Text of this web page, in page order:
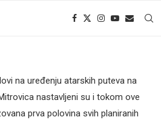
na uređenju atarskih puteva na
nastavljeni su i tokom ove
prva polovina svih planiranih